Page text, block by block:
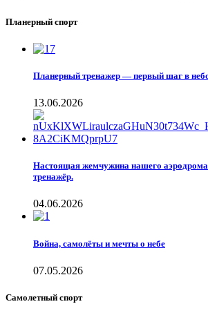
Планерный спорт
Планерный тренажер — первый шаг в
13.06.2026
Настоящая жемчужина нашего
тренажёр.
04.06.2026
Война, самолёты и мечты о небе
07.05.2026
Самолетный спорт